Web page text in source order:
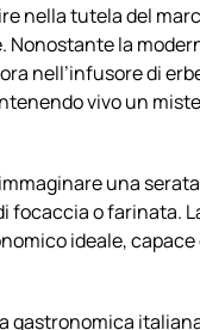
nella tutela del
Nonostante la
nell’infusore di
vivo un
una
focaccia o farinata.
ideale, capace
gastronomica